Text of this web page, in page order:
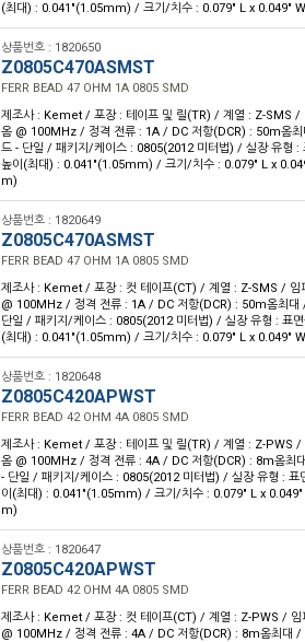
(최대) : 0.041"(1.05mm) / 크기/치수 : 0.079" L x 0.049"
상품번호 : 1820650
Z0805C470ASMST
FERR BEAD 47 OHM 1A 0805 SMD
제조사 : Kemet / 포장 : 테이프 및 릴(TR) / 계열 : Z-SMS /
옴 @ 100MHz / 정격 전류 : 1A / DC 저항(DCR) : 50m옴최
드 - 단일 / 패키지/케이스 : 0805(2012 미터법) / 실장 유형
높이(최대) : 0.041"(1.05mm) / 크기/치수 : 0.079" L x
m)
상품번호 : 1820649
Z0805C470ASMST
FERR BEAD 47 OHM 1A 0805 SMD
제조사 : Kemet / 포장 : 컷 테이프(CT) / 계열 : Z-SMS / 임
@ 100MHz / 정격 전류 : 1A / DC 저항(DCR) : 50m옴최대
단일 / 패키지/케이스 : 0805(2012 미터법) / 실장 유형 : 표
(최대) : 0.041"(1.05mm) / 크기/치수 : 0.079" L x 0.049"
상품번호 : 1820648
Z0805C420APWST
FERR BEAD 42 OHM 4A 0805 SMD
제조사 : Kemet / 포장 : 테이프 및 릴(TR) / 계열 : Z-PWS /
옴 @ 100MHz / 정격 전류 : 4A / DC 저항(DCR) : 8m옴최
- 단일 / 패키지/케이스 : 0805(2012 미터법) / 실장 유형 :
이(최대) : 0.041"(1.05mm) / 크기/치수 : 0.079" L x
m)
상품번호 : 1820647
Z0805C420APWST
FERR BEAD 42 OHM 4A 0805 SMD
제조사 : Kemet / 포장 : 컷 테이프(CT) / 계열 : Z-PWS / 임
@ 100MHz / 정격 전류 : 4A / DC 저항(DCR) : 8m옴최대 /